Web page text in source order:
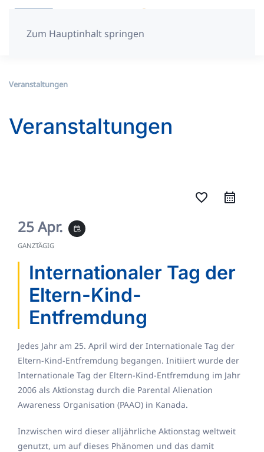
Zum Hauptinhalt springen
Veranstaltungen
Veranstaltungen
favorite_border
25 Apr. event_repeat
GANZTÄGIG
Internationaler Tag der
Eltern-Kind-
Entfremdung
Jedes Jahr am 25. April wird der Internationale Tag der
Eltern-Kind-Entfremdung begangen. Initiiert wurde der
Internationale Tag der Eltern-Kind-Entfremdung im Jahr
2006 als Aktionstag durch die Parental Alienation
Awareness Organisation (PAAO) in Kanada.
Inzwischen wird dieser alljährliche Aktionstag weltweit
genutzt, um auf dieses Phänomen und das damit